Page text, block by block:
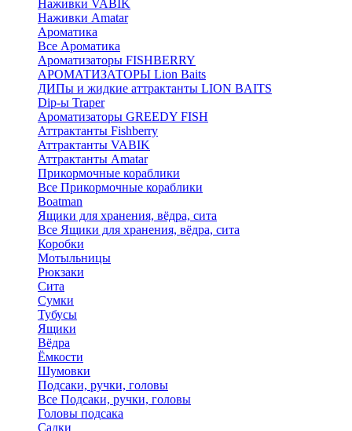
Наживки VABIK
Наживки Amatar
Ароматика
Все Ароматика
Ароматизаторы FISHBERRY
АРОМАТИЗАТОРЫ Lion Baits
ДИПы и жидкие аттрактанты LION BAITS
Dip-ы Traper
Ароматизаторы GREEDY FISH
Аттрактанты Fishberry
Аттрактанты VABIK
Аттрактанты Amatar
Прикормочные кораблики
Все Прикормочные кораблики
Boatman
Ящики для хранения, вёдра, сита
Все Ящики для хранения, вёдра, сита
Коробки
Мотыльницы
Рюкзаки
Сита
Сумки
Тубусы
Ящики
Вёдра
Ёмкости
Шумовки
Подсаки, ручки, головы
Все Подсаки, ручки, головы
Головы подсака
Садки